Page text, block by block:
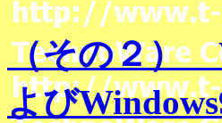
（その２）
よび